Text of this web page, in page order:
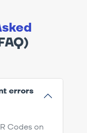
errors
Codes on